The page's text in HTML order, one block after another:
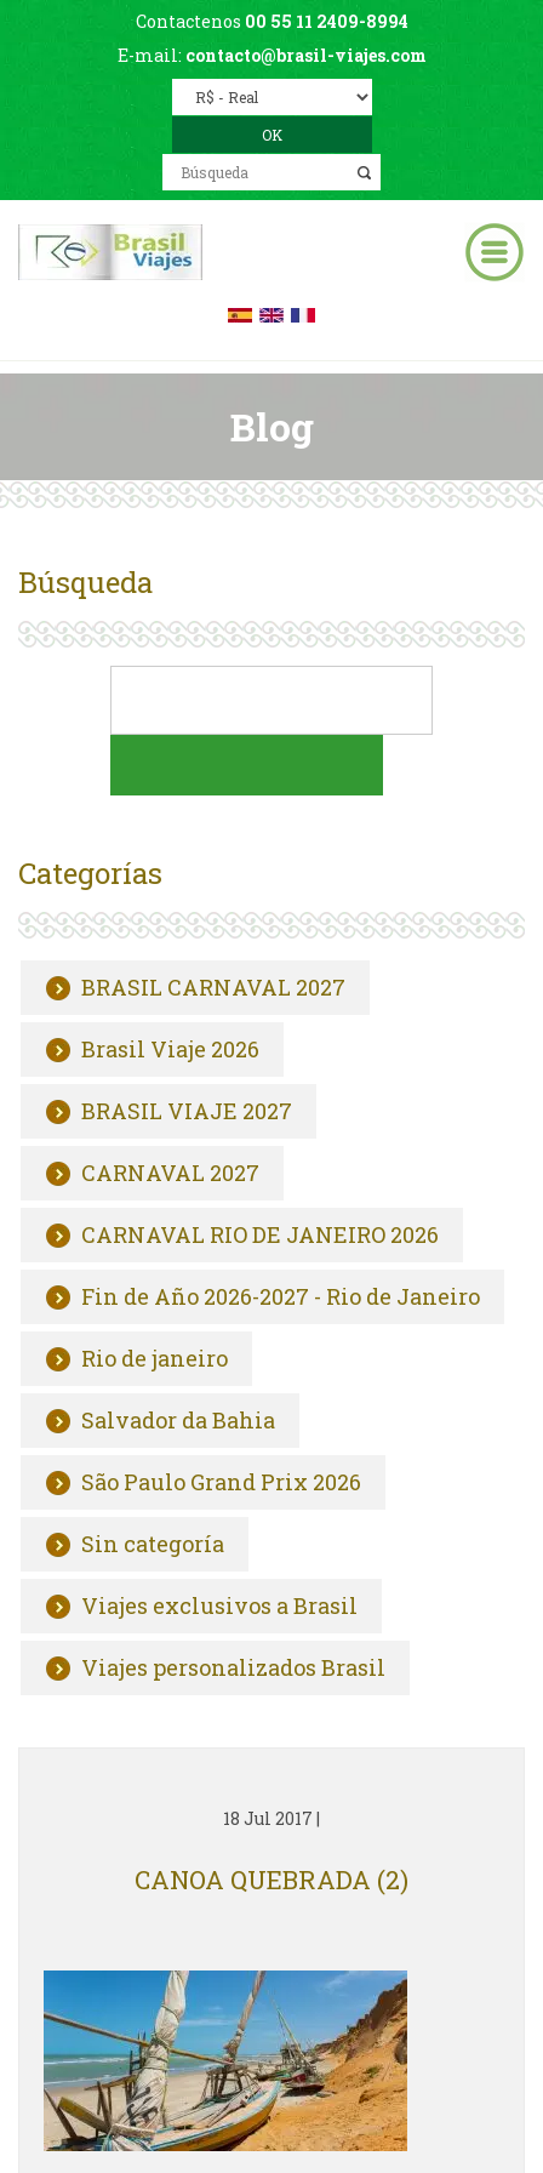
Contactenos 00 55 11 2409-8994
E-mail: contacto@brasil-viajes.com
Blog
Búsqueda
Categorías
BRASIL CARNAVAL 2027
Brasil Viaje 2026
BRASIL VIAJE 2027
CARNAVAL 2027
CARNAVAL RIO DE JANEIRO 2026
Fin de Año 2026-2027 - Rio de Janeiro
Rio de janeiro
Salvador da Bahia
São Paulo Grand Prix 2026
Sin categoría
Viajes exclusivos a Brasil
Viajes personalizados Brasil
18 Jul 2017 |
CANOA QUEBRADA (2)